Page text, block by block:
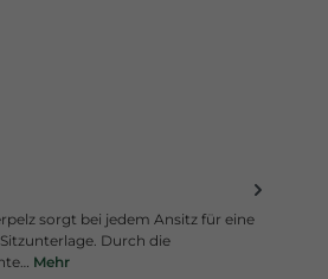
sorgt bei jedem Ansitz für eine
Durch die
Mehr